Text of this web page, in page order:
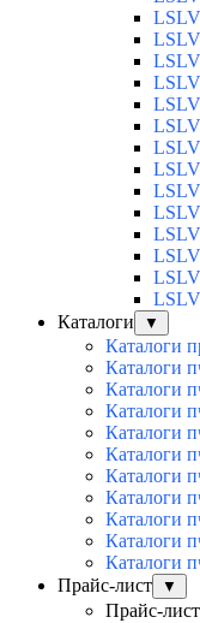
Каталоги
▼
Каталоги
Каталоги
Каталоги
Каталоги
Каталоги
Каталоги
Каталоги
Каталоги
Каталоги
Каталоги
Каталоги
Прайс-лист
▼
Прайс-